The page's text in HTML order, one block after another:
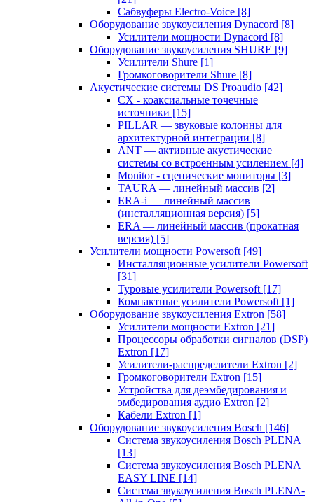
Сабвуферы Electro-Voice [8]
Оборудование звукоусиления Dynacord [8]
Усилители мощности Dynacord [8]
Оборудование звукоусиления SHURE [9]
Усилители Shure [1]
Громкоговорители Shure [8]
Акустические системы DS Proaudio [42]
CX - коаксиальные точечные
источники [15]
PILLAR — звуковые колонны для
архитектурной интеграции [8]
ANT — активные акустические
системы со встроенным усилением [4]
Monitor - сценические мониторы [3]
TAURA — линейный массив [2]
ERA-i — линейный массив
(инсталляционная версия) [5]
ERA — линейный массив (прокатная
версия) [5]
Усилители мощности Powersoft [49]
Инсталляционные усилители Powersoft
[31]
Туровые усилители Powersoft [17]
Компактные усилители Powersoft [1]
Оборудование звукоусиления Extron [58]
Усилители мощности Extron [21]
Процессоры обработки сигналов (DSP)
Extron [17]
Усилители-распределители Extron [2]
Громкоговорители Extron [15]
Устройства для деэмбедирования и
эмбедирования аудио Extron [2]
Кабели Extron [1]
Оборудование звукоусиления Bosch [146]
Система звукоусиления Bosch PLENA
[13]
Система звукоусиления Bosch PLENA
EASY LINE [14]
Система звукоусиления Bosch PLENA-